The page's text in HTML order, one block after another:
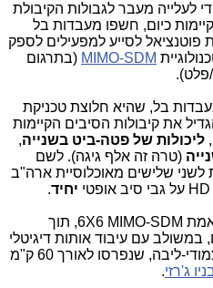
לעלייה מעבר לגבולות הקיבולת
כיום, חשפו מעבדות בל
פוטנציאל לסייע למפעילים לספק
MIMO-SDM (בתרגום
פלט).
בל, שהיא חלוצת טכניקת
את קיבולות הסיבים הקיימות
ליכולות של פטה-ביט בשנייה,
(טרה זה אלף גיגה). לשם
שלישים מאוכלוסיית ארה"ב
HD על גבי סיב אופטי יחיד.
אמת 6X6 MIMO-SDM, תוך
ו-6 מקלטים, במשולב עם עיבוד אותות דיגיטלי
בזמן אמת, נערך על פני סיבים צמודי-ליבה, שנפרסו לאורך 60 ק"מ
ג'רזי.